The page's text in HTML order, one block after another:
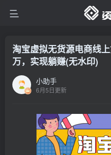
淘宝虚拟无货源电商线
万，实现躺赚(无水印)
小助手
6月5日更新